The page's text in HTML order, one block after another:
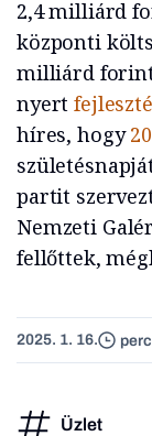
2,4 milliárd
központi
milliárd
nyert
híres, hogy
partit
Nemzeti
fellőttek,
2025. 1. 16. perc
Üzlet